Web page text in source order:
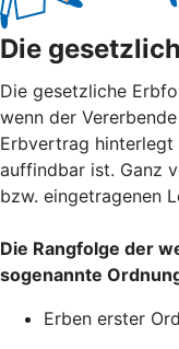
Die
Die gesetzliche
wenn der
Erbvertrag
auffindbar ist. Ganz
bzw. eingetragenen
Die Rangfolge der
sogenannte
Erben erster